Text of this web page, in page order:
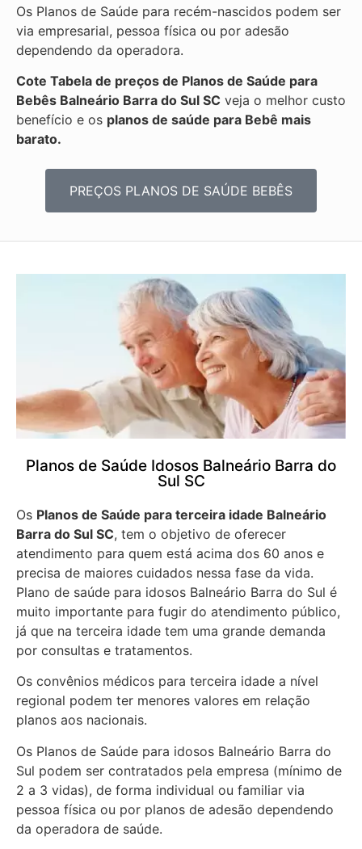
Os Planos de Saúde para recém-nascidos podem ser
via empresarial, pessoa física ou por adesão
dependendo da operadora.
Cote Tabela de preços de Planos de Saúde para
Bebês Balneário Barra do Sul SC veja o melhor custo
benefício e os planos de saúde para Bebê mais
barato.
PREÇOS PLANOS DE SAÚDE BEBÊS
Planos de Saúde Idosos Balneário Barra do
Sul SC
Os Planos de Saúde para terceira idade Balneário
Barra do Sul SC, tem o objetivo de oferecer
atendimento para quem está acima dos 60 anos e
precisa de maiores cuidados nessa fase da vida.
Plano de saúde para idosos Balneário Barra do Sul é
muito importante para fugir do atendimento público,
já que na terceira idade tem uma grande demanda
por consultas e tratamentos.
Os convênios médicos para terceira idade a nível
regional podem ter menores valores em relação
planos aos nacionais.
Os Planos de Saúde para idosos Balneário Barra do
Sul podem ser contratados pela empresa (mínimo de
2 a 3 vidas), de forma individual ou familiar via
pessoa física ou por planos de adesão dependendo
da operadora de saúde.